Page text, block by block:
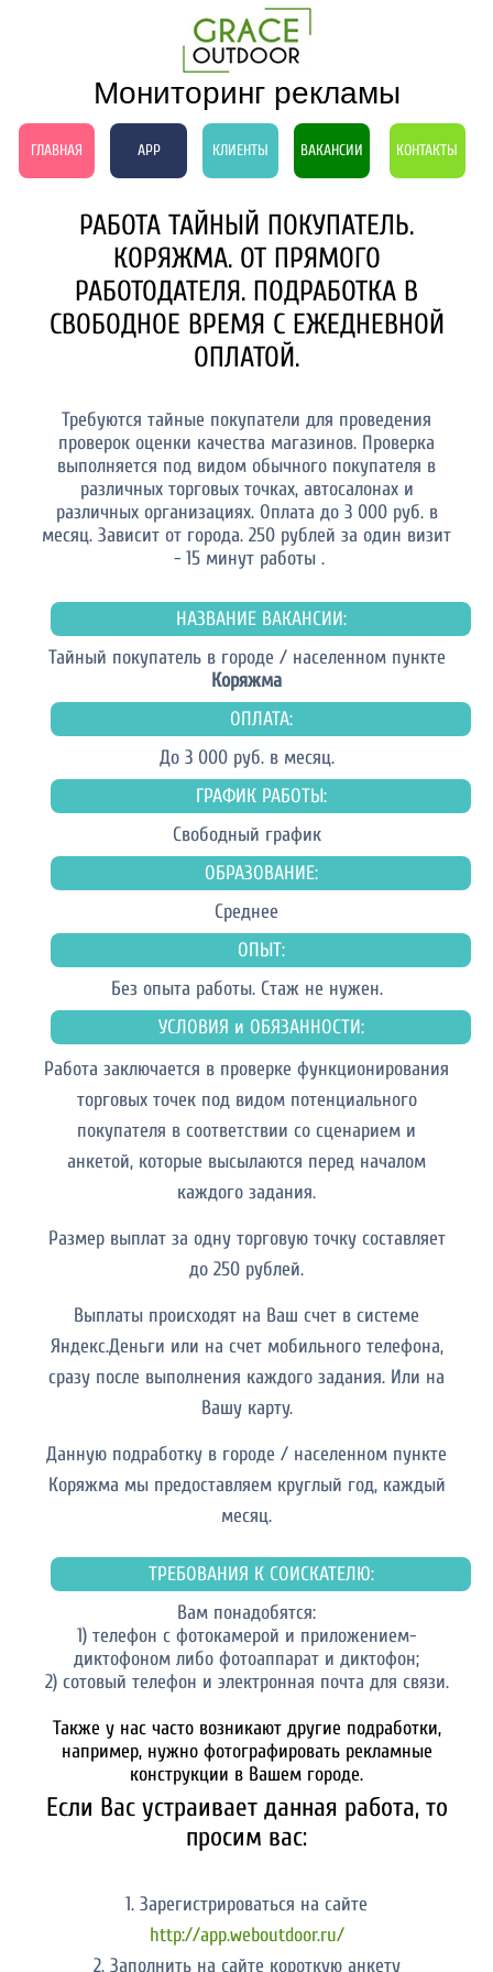
Мониторинг рекламы
ГЛАВНАЯ APP КЛИЕНТЫ ВАКАНСИИ КОНТАКТЫ
РАБОТА ТАЙНЫЙ ПОКУПАТЕЛЬ.
КОРЯЖМА. ОТ ПРЯМОГО
РАБОТОДАТЕЛЯ. ПОДРАБОТКА В
СВОБОДНОЕ ВРЕМЯ С ЕЖЕДНЕВНОЙ
ОПЛАТОЙ.
Требуются тайные покупатели для проведения
проверок оценки качества магазинов. Проверка
выполняется под видом обычного покупателя в
различных торговых точках, автосалонах и
различных организациях. Оплата до 3 000 руб. в
месяц. Зависит от города. 250 рублей за один визит
- 15 минут работы .
НАЗВАНИЕ ВАКАНСИИ:
Тайный покупатель в городе / населенном пункте
Коряжма
ОПЛАТА:
До 3 000 руб. в месяц.
ГРАФИК РАБОТЫ:
Свободный график
ОБРАЗОВАНИЕ:
Среднее
ОПЫТ:
Без опыта работы. Cтаж не нужен.
УСЛОВИЯ и ОБЯЗАННОСТИ:
Работа заключается в проверке функционирования
торговых точек под видом потенциального
покупателя в соответствии со сценарием и
анкетой, которые высылаются перед началом
каждого задания.
Размер выплат за одну торговую точку составляет
до 250 рублей.
Выплаты происходят на Ваш счет в системе
Яндекс.Деньги или на счет мобильного телефона,
сразу после выполнения каждого задания. Или на
Вашу карту.
Данную подработку в городе / населенном пункте
Коряжма мы предоставляем круглый год, каждый
месяц.
ТРЕБОВАНИЯ К СОИСКАТЕЛЮ:
Вам понадобятся:
1) телефон с фотокамерой и приложением-
диктофоном либо фотоаппарат и диктофон;
2) сотовый телефон и электронная почта для связи.
Также у нас часто возникают другие подработки,
например, нужно фотографировать рекламные
конструкции в Вашем городе.
Если Вас устраивает данная работа, то
просим вас:
1. Зарегистрироваться на сайте
http://app.weboutdoor.ru/
2. Заполнить на сайте короткую анкету